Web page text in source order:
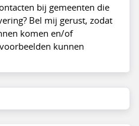
bij gemeenten die
Bel mij gerust, zodat
komen en/of
kunnen